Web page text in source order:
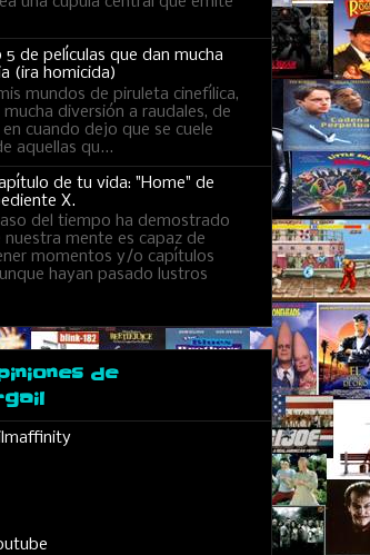
5 de películas que dan mucha
(ira homicida)
mundos de piruleta cinefílica,
mucha diversión a raudales, de
en cuando dejo que se cuele
aquellas qu...
de tu vida: "Home" de
X.
del tiempo ha demostrado
nuestra mente es capaz de
momentos y/o capítulos
hayan pasado lustros
de